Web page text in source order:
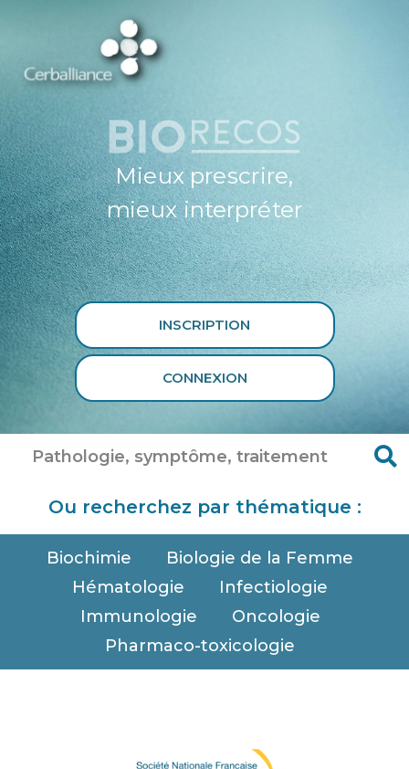
Mieux prescrire,
mieux interpréter
INSCRIPTION
CONNEXION
Ou recherchez par thématique :
Biochimie
Biologie de la Femme
Hématologie
Infectiologie
Immunologie
Oncologie
Pharmaco-toxicologie